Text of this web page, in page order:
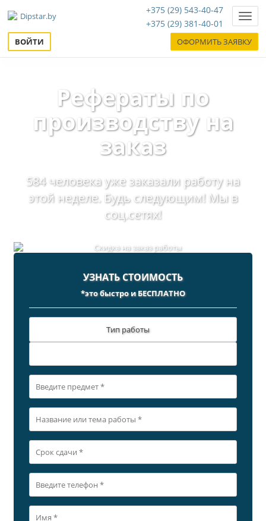
+375 (29) 543-40-47
+375 (29) 381-40-01
ВОЙТИ ОФОРМИТЬ ЗАЯВКУ
Рефераты по
производству на
заказ
584 человека уже заказали работу на
этой неделе. Будь следующим! Мы в
соц.сетях!
УЗНАТЬ СТОИМОСТЬ
*это быстро и БЕСПЛАТНО
Тип работы